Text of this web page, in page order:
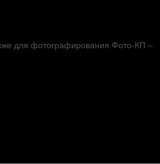
для фотографирования Фото-КП –